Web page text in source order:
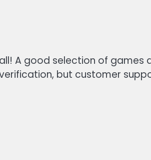
A good selection of games
but customer